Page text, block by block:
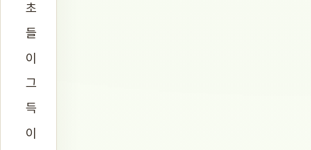
초
들
이
그
득
이